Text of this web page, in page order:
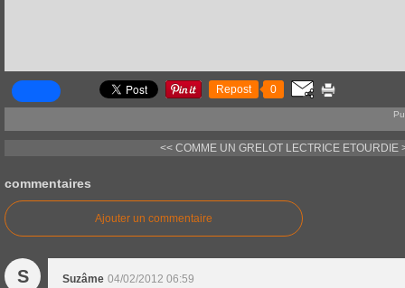
Repost 0
<< COMME UN GRELOT LECTRICE ETOURDIE
commentaires
Ajouter un commentaire
S Suzâme 04/02/2012 06:59